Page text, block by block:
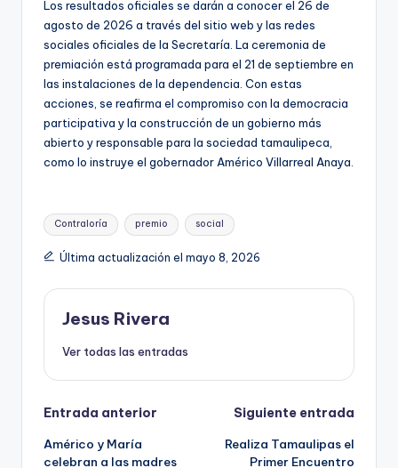
Los resultados oficiales se darán a conocer el 26 de
agosto de 2026 a través del sitio web y las redes
sociales oficiales de la Secretaría. La ceremonia de
premiación está programada para el 21 de septiembre en
las instalaciones de la dependencia. Con estas
acciones, se reafirma el compromiso con la democracia
participativa y la construcción de un gobierno más
abierto y responsable para la sociedad tamaulipeca,
como lo instruye el gobernador Américo Villarreal Anaya.
Etiquetas:
Contraloría premio social
Última actualización el mayo 8, 2026
Jesus Rivera
Ver todas las entradas
Navegación
de
Entrada anterior
Américo y María
celebran a las madres
Siguiente entrada
Realiza Tamaulipas el
Primer Encuentro